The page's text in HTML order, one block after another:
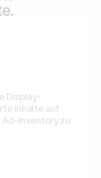
Display-
Inhalte auf
Ad-inventory zu